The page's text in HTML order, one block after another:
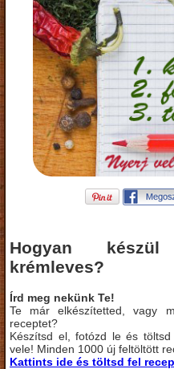
Hogyan
krémleves?
Írd meg nekünk Te!
Te már elkészítetted, vagy
receptet?
Készítsd el, fotózd le és
vele! Minden 1000 új feltöltött
Kattints ide és töltsd fel